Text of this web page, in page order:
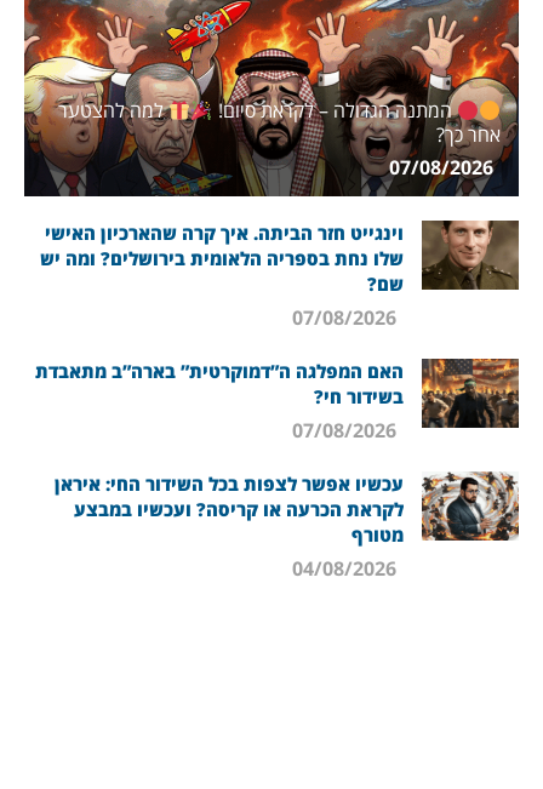
המתנה הגדולה – לקראת סיום!
למה להצטער
אחר כך?
07/08/2026
וינגייט חזר הביתה. איך קרה שהארכיון האישי
שלו נחת בספריה הלאומית בירושלים? ומה יש
שם?
האם המפלגה ה”דמוקרטית” בארה”ב מתאבדת
בשידור חי?
עכשיו אפשר לצפות בכל השידור החי: איראן
לקראת הכרעה או קריסה? ועכשיו במבצע
מטורף